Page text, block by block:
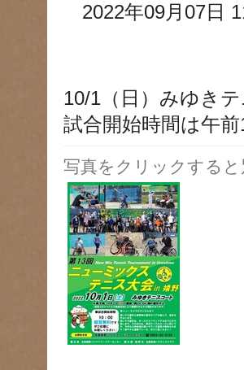
2022年09月07日
10/1（日）みゆき
試合開始時間は午
写真をクリックする